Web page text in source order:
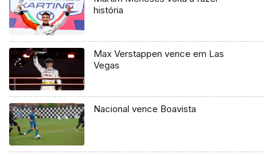
história
Max Verstappen vence em Las
Vegas
Nacional vence Boavista